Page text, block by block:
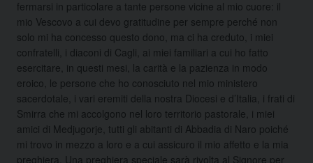
fermarsi in particolare a tante persone vicine al mio cuore: il
mio Vescovo a cui devo gratitudine per sempre perché non
solo mi ha concesso questo dono, ma ci ha creduto, i miei
confratelli, i diaconi di Cagli, ai miei familiari a cui ho fatto
esercitare, in questi mesi, la carità e la pazienza in modo
eroico, le persone che ho conosciuto nel mio ministero
sacerdotale, i vari eremiti della nostra Diocesi e d’Italia, i frati di
Smirra che mi accolgono nel loro territorio pastorale, i miei
amici di Medjugorje, tutti gli abitanti di Abbadia di Naro poiché
mi trovo in mezzo a loro e a cui assicuro il mio affetto e la mia
preghiera. Una preghiera speciale sarà rivolta al Signore per